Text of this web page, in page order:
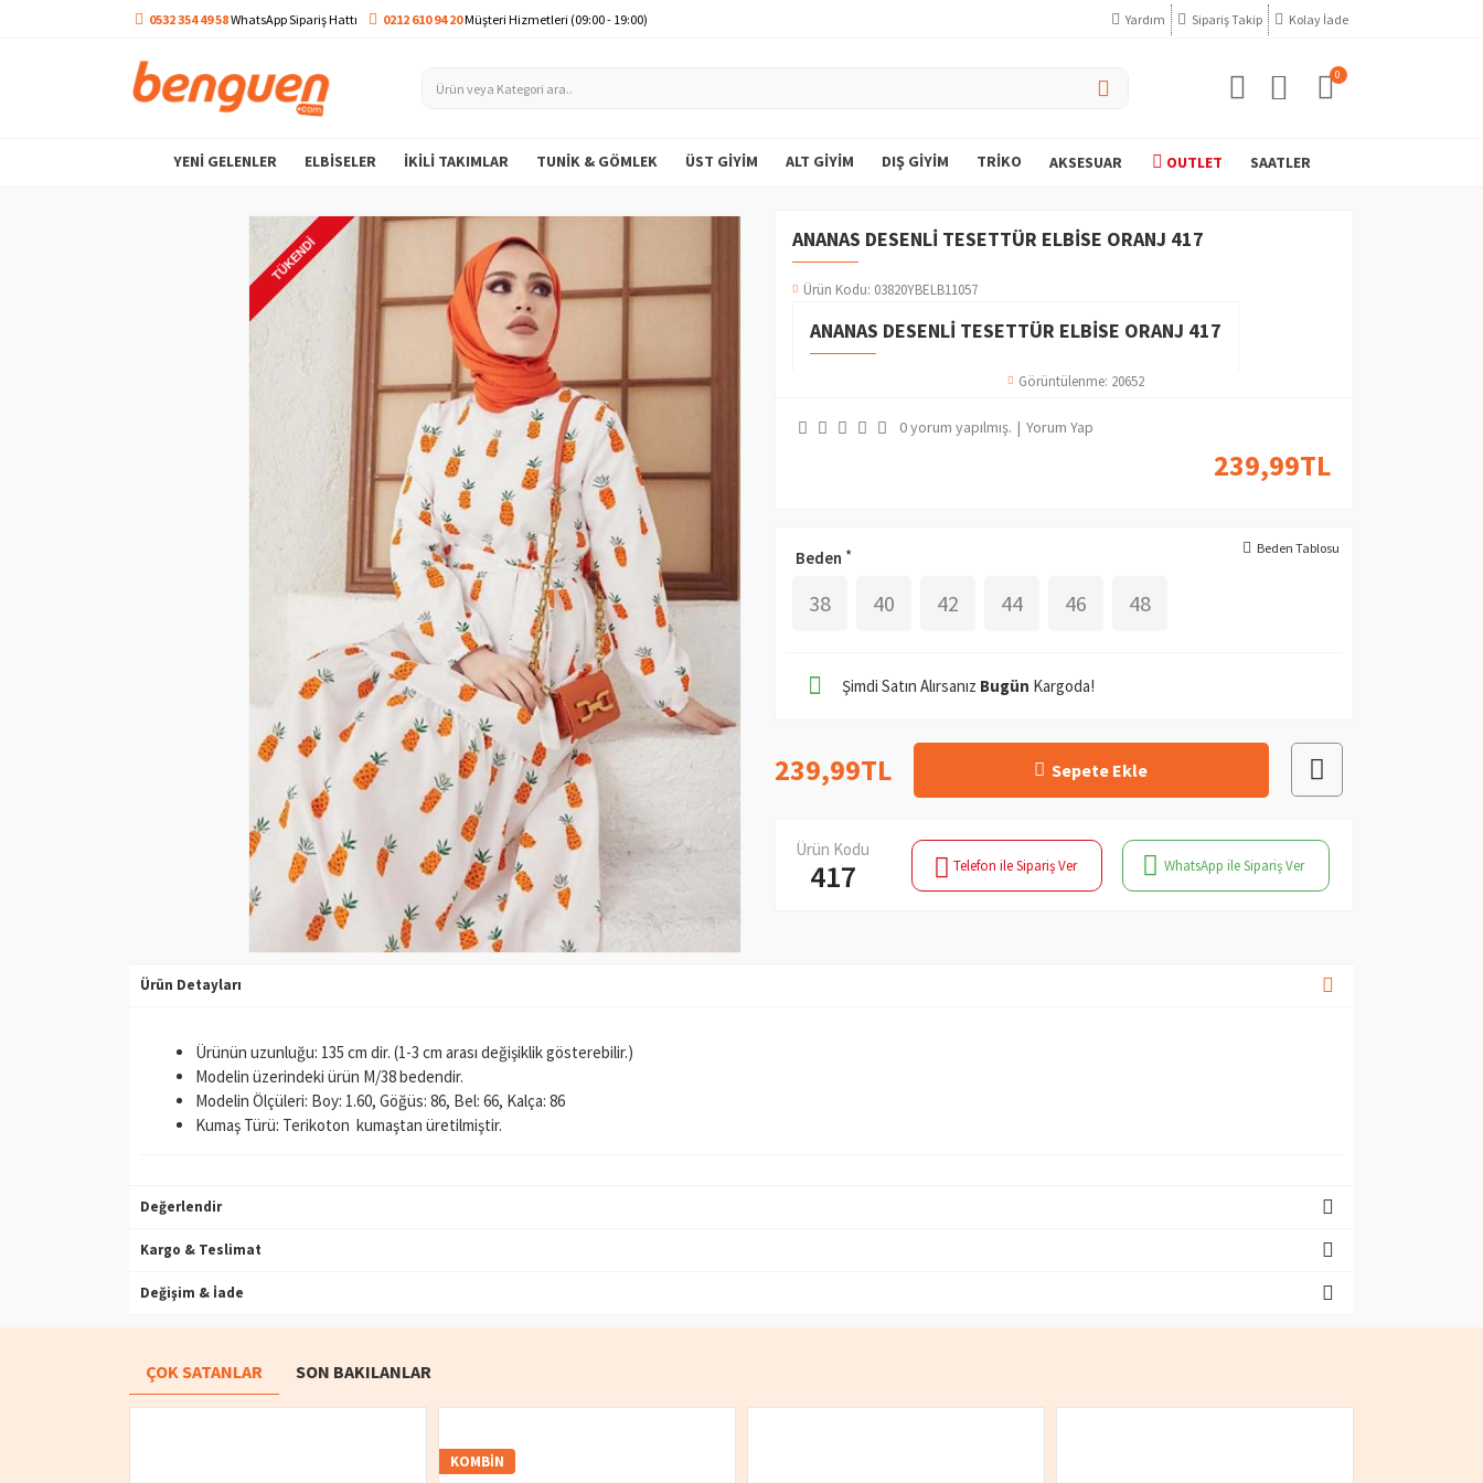
0532 354 49 58WhatsApp Sipariş Hattı 0212 610 94 20Müşteri Hizmetleri (09:00 - 19:00) Yardım Sipariş Takip Kolay İade
0
YENI GELENLER ELBISELER İKILI TAKIMLAR TUNIK & GÖMLEK ÜST GIYIM ALT GIYIM DIŞ GIYIM TRIKO AKSESUAR OUTLET SAATLER
TÜKENDI ANANAS DESENLI TESETTÜR ELBISE ORANJ 417
ANANAS DESENLI TESETTÜR ELBISE ORANJ 417
Ürün Kodu: 03820YBELB11057
Görüntülenme: 20652
0 yorum yapılmış. | Yorum Yap
239,99TL
Beden
38 40 42 44 46 48
239,99TL Sepete Ekle
Beden Tablosu
Şimdi Satın Alırsanız Bugün Kargoda!
Ürün Kodu
417 Telefon ile Sipariş Ver WhatsApp ile Sipariş Ver
Ürün Detayları
Ürünün uzunluğu: 135 cm dir. (1-3 cm arası değişiklik gösterebilir.)
Modelin üzerindeki ürün M/38 bedendir.
Modelin Ölçüleri: Boy: 1.60, Göğüs: 86, Bel: 66, Kalça: 86
Kumaş Türü: Terikoton kumaştan üretilmiştir.
Değerlendir
Kargo & Teslimat
Değişim & İade
ÇOK SATANLAR SON BAKILANLAR
KOMBIN